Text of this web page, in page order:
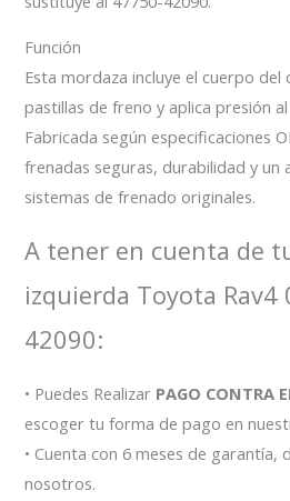
Función
Esta mordaza incluye el cuerpo del
pastillas de freno y aplica presión
Fabricada según especificaciones
frenadas seguras, durabilidad y un
sistemas de frenado originales.
A tener en cuenta de
izquierda Toyota Rav4
42090:
• Puedes Realizar PAGO CONTRA
escoger tu forma de pago en
• Cuenta con 6 meses de garantía,
nosotros.